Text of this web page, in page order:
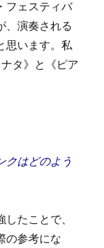
フェスティバ
、演奏される
思います。私
タ》と《ピア
はどのよう
たことで、
の参考にな